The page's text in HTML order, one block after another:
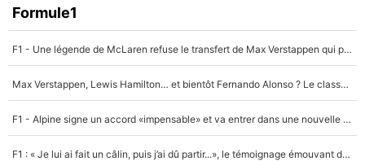
Faris Moumbagna
4%
Un autre joueur
5%
Formule1
F1 - Une légende de McLaren refuse le transfert de Max Verstappen qui pourrait «faire des vagues» et plomber l'ambiance dans l'équipe
Max Verstappen, Lewis Hamilton… et bientôt Fernando Alonso ? Le classement des pilotes les mieux payés en Formule 1 risque de changer !
F1 - Alpine signe un accord «impensable» et va entrer dans une nouvelle dimension : Grande nouvelle pour Pierre Gasly !
F1 : « Je lui ai fait un câlin, puis j’ai dû partir...», le témoignage émouvant de Max Verstappen sur sa fille